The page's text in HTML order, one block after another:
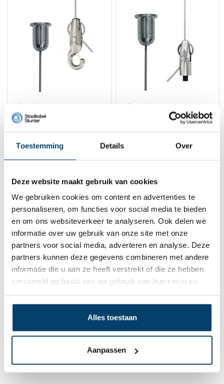
Toestemming Details Over
Deze website maakt gebruik van cookies
We gebruiken cookies om content en advertenties te
personaliseren, om functies voor social media te bieden
en om ons websiteverkeer te analyseren. Ook delen we
informatie over uw gebruik van onze site met onze
partners voor social media, adverteren en analyse. Deze
partners kunnen deze gegevens combineren met andere
informatie die u aan ze heeft verstrekt of die ze hebben
verzameld op basis van uw gebruik van hun services.
Alles toestaan
Aanpassen
Ophangsysteem met
haak
Bekijk product
Op voorraad
Ophangsysteem M4
Bekijk product